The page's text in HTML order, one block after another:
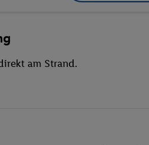
am Strand.